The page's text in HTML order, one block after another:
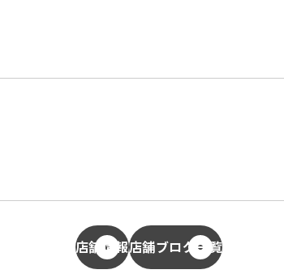
店舗情報店舗ブログ一覧